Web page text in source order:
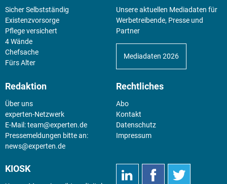
Sicher Selbstständig
Existenz­vorsorge
Pflege versichert
4 Wände
Chefsache
Fürs Alter
Unsere aktuellen Mediadaten für
Werbetreibende, Presse und
Partner
Mediadaten 2026
Redaktion
Über uns
experten-Netzwerk
E-Mail:team@experten.de
Pressemeldungen bitte an:
news@experten.de
Rechtliches
Abo
Kontakt
Datenschutz
Impressum
KIOSK